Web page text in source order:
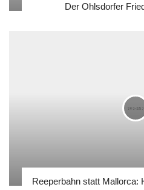
Der Ohlsdorfer
Reeperbahn statt Mallorca: